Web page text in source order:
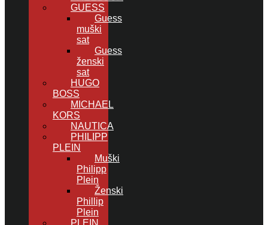
GUESS
Guess
muški
sat
Guess
ženski
sat
HUGO
BOSS
MICHAEL
KORS
NAUTICA
PHILIPP
PLEIN
Muški
Philipp
Plein
Ženski
Phillip
Plein
PLEIN